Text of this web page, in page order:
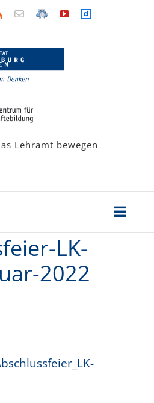
Rss Newsletter
LehramtsWiki
YouTubeDailymotion
Lehramt bewegen
LK-
2022